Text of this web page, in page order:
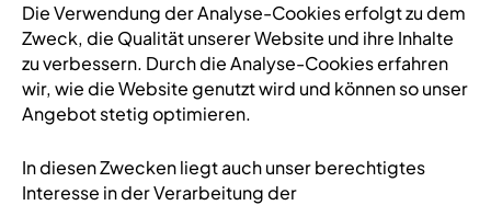
Die Verwendung der Analyse-Cookies erfolgt zu dem
Zweck, die Qualität unserer Website und ihre Inhalte
zu verbessern. Durch die Analyse-Cookies erfahren
wir, wie die Website genutzt wird und können so unser
Angebot stetig optimieren.
In diesen Zwecken liegt auch unser berechtigtes
Interesse in der Verarbeitung der